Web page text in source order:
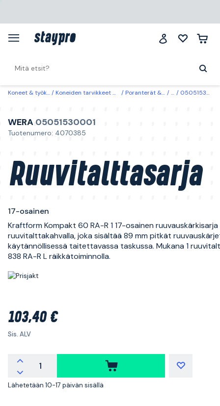
Koneet & työkalut Koneiden tarvikkeet & käyttöosat Poranterät & ruuvauskärjet Kärjet05051530001 Wera Ruuvitalttasarja 17-osainen
WERA 05051530001
Tuotenumero: 4070385
Ruuvitalttasarja
17-osainen
Kraftform Kompakt 60 RA-R 1 17-osainen ruuvauskärkisarja
ruuvitalttakahvalla, joka sisältää 89 mm pitkät
käytännöllisessä taitettavassa taskussa. Mukana 1
838 RA-R L räikkätoiminnolla.
103,40 €
Sis. ALV
Lähetetään 10-17 päivän sisällä